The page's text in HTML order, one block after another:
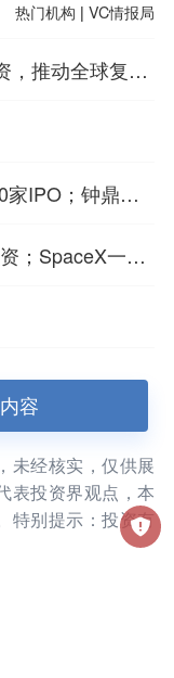
热门机构 |VC情报局
，推动全球复合
IPO；钟鼎投
；SpaceX一夜
容
未经核实，仅供展
表投资界观点，本
特别提示：投资有